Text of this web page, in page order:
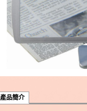
產品簡介